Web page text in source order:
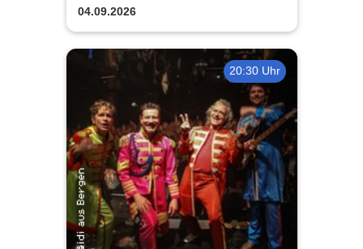
04.09.2026
20:30 Uhr